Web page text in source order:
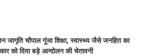
जागृति चौपाल गूंजा शिक्षा, स्वास्थ्य जैसे जनहित का
को दिया बड़े आन्दोलन की चेतावनी